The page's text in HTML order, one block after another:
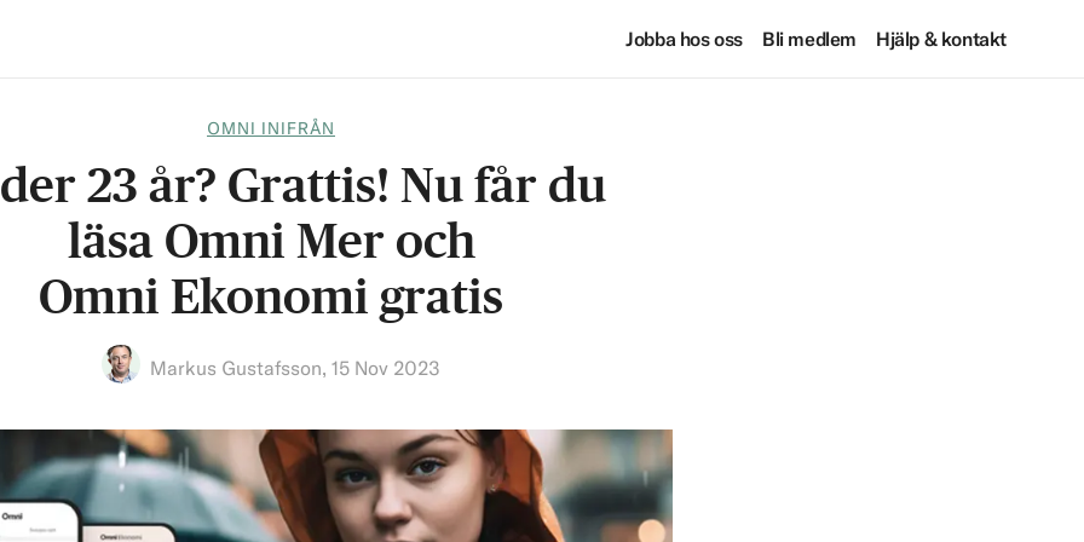
Jobba hos oss Bli medlem Hjälp & kontakt
OMNI INIFRÅN
23 år? Grattis! Nu får du
läsa Omni Mer och
Omni Ekonomi gratis
Markus Gustafsson, 15 Nov 2023